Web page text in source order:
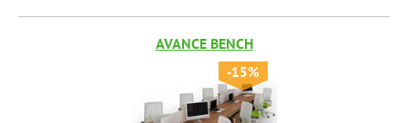
AVANCE BENCH
-15%